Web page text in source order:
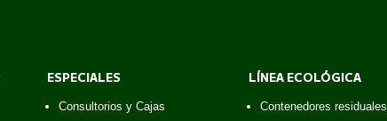
ESPECIALES
Consultorios y Cajas
LÍNEA ECOLÓGICA
Contenedores residuales